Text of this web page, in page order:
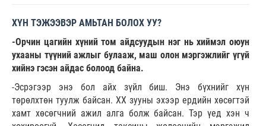
ХҮН ТЭЖЭЭВЭР АМЬТАН БОЛОХ УУ?
-Орчин цагийн хүний том айдсуудын нэг нь хиймэл оюун
ухааны түүний ажлыг булааж, маш олон мэргэжлийг үгүй
хийнэ гэсэн айдас болоод байна.
-Эсрэгээр энэ бол айх зүйл биш. Энэ бүхнийг хүн
төрөлхтөн туулж байсан. ХХ зууны эхээр ердийн хөсөгтэй
хамт хөсөгчний ажил алга болж байсан. Тэр үед хэн ч